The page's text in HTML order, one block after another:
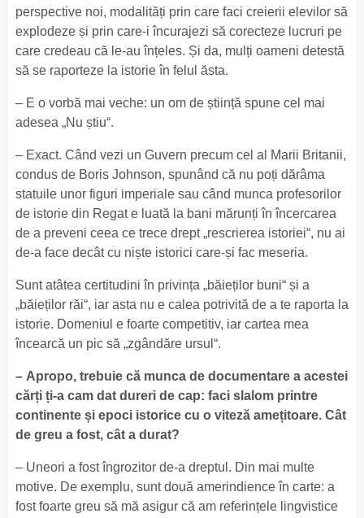
perspective noi, modalități prin care faci creierii elevilor să
explodeze și prin care-i încurajezi să corecteze lucruri pe
care credeau că le-au înțeles. Și da, mulți oameni detestă
să se raporteze la istorie în felul ăsta.
– E o vorbă mai veche: un om de știință spune cel mai
adesea „Nu știu“.
– Exact. Când vezi un Guvern precum cel al Marii Britanii,
condus de Boris Johnson, spunând că nu poți dărâma
statuile unor figuri imperiale sau când munca profesorilor
de istorie din Regat e luată la bani mărunți în încercarea
de a preveni ceea ce trece drept „rescrierea istoriei“, nu ai
de-a face decât cu niște istorici care-și fac meseria.
Sunt atâtea certitudini în privința „băieților buni“ și a
„băieților răi“, iar asta nu e calea potrivită de a te raporta la
istorie. Domeniul e foarte competitiv, iar cartea mea
încearcă un pic să „zgândăre ursul“.
– Apropo, trebuie că munca de documentare a acestei
cărți ți-a cam dat dureri de cap: faci slalom printre
continente și epoci istorice cu o viteză amețitoare. Cât
de greu a fost, cât a durat?
– Uneori a fost îngrozitor de-a dreptul. Din mai multe
motive. De exemplu, sunt două amerindience în carte: a
fost foarte greu să mă asigur că am referințele lingvistice